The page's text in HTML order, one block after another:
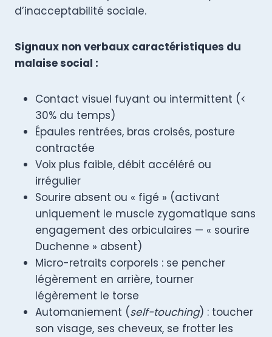
d’inacceptabilité sociale.
Signaux non verbaux caractéristiques du
malaise social :
Contact visuel fuyant ou intermittent (<
30% du temps)
Épaules rentrées, bras croisés, posture
contractée
Voix plus faible, débit accéléré ou
irrégulier
Sourire absent ou « figé » (activant
uniquement le muscle zygomatique sans
engagement des orbiculaires — « sourire
Duchenne » absent)
Micro-retraits corporels : se pencher
légèrement en arrière, tourner
légèrement le torse
Automaniement (self-touching) : toucher
son visage, ses cheveux, se frotter les